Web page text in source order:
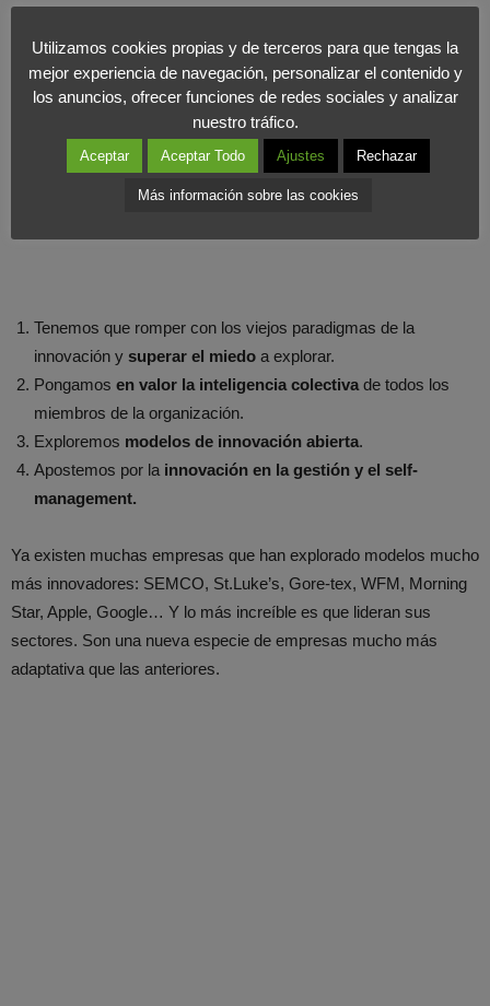
ser cosa de todos.
Acciones
Tenemos que romper con los viejos paradigmas de la
innovación y superar el miedo a explorar.
Pongamos en valor la inteligencia colectiva de todos los
miembros de la organización.
Exploremos modelos de innovación abierta.
Apostemos por la innovación en la gestión y el self-
management.
Ya existen muchas empresas que han explorado modelos mucho
más innovadores: SEMCO, St.Luke’s, Gore-tex, WFM, Morning
Star, Apple, Google… Y lo más increíble es que lideran sus
sectores. Son una nueva especie de empresas mucho más
adaptativa que las anteriores.
Utilizamos cookies propias y de terceros para que tengas la
mejor experiencia de navegación, personalizar el contenido y
los anuncios, ofrecer funciones de redes sociales y analizar
nuestro tráfico.
Aceptar Aceptar Todo Ajustes Rechazar
Más información sobre las cookies